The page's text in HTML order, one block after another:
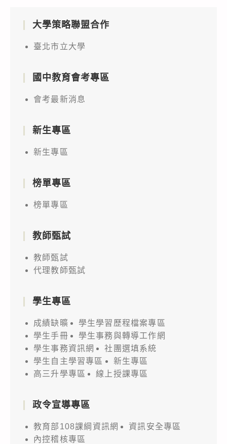
大學策略聯盟合作
臺北市立大學
國中教育會考專區
會考最新消息
新生專區
新生專區
榜單專區
榜單專區
教師甄試
教師甄試
代理教師甄試
學生專區
成績缺曠
學生學習歷程檔案專區
學生手冊
學生事務與轉導工作網
學生事務資訊網
社團選填系統
學生自主學習專區
新生專區
高三升學專區
線上授課專區
政令宣導專區
教育部108課綱資訊網
資訊安全專區
內控稽核專區